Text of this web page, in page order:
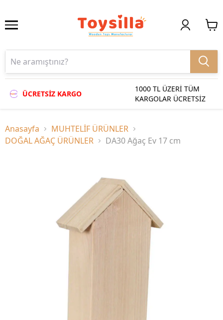
ÜCRETSİZ KARGO
1000 TL ÜZERİ TÜM
KARGOLAR ÜCRETSİZ
Anasayfa
MUHTELİF ÜRÜNLER
DOĞAL AĞAÇ ÜRÜNLER
DA30 Ağaç Ev 17 cm